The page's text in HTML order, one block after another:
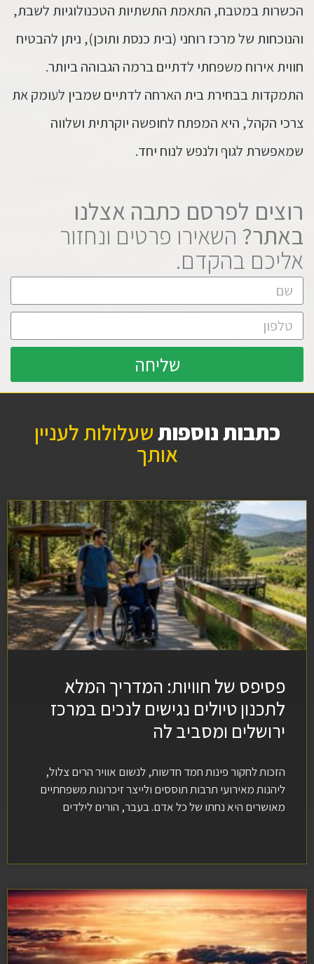
הכשרות במטבח, התאמת התשתיות הטכנולוגיות לשבת,
והנוכחות של מרכז רוחני (בית כנסת ותוכן), ניתן להבטיח
חווית אירוח משפחתי לדתיים ברמה הגבוהה ביותר.
התמקדות בבחירת בית הארחה לדתיים שמבין לעומק את
צרכי הקהל, היא המפתח לחופשה יוקרתית ושלווה
שמאפשרת לגוף ולנפש לנוח יחד.
רוצים לפרסם כתבה אצלנו
באתר? השאירו פרטים ונחזור
אליכם בהקדם.
שליחה
כתבות נוספותשעלולות לעניין
אותך
פסיפס של חוויות: המדריך המלא
לתכנון טיולים נגישים לנכים במרכז
ירושלים ומסביב לה
הזכות לחקור פינות חמד חדשות, לנשום אוויר הרים צלול,
ליהנות מאירועי תרבות תוססים ולייצר זיכרונות משפחתיים
מאושרים היא נחתו של כל אדם. בעבר, הורים לילדים